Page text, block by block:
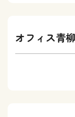
オフィス青柳